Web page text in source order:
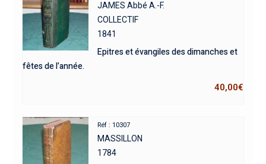
JAMES Abbé A.-F.
COLLECTIF
1841
Epitres et évangiles des dimanches et
fêtes de l’année.
40,00€
Réf : 10307
MASSILLON
1784